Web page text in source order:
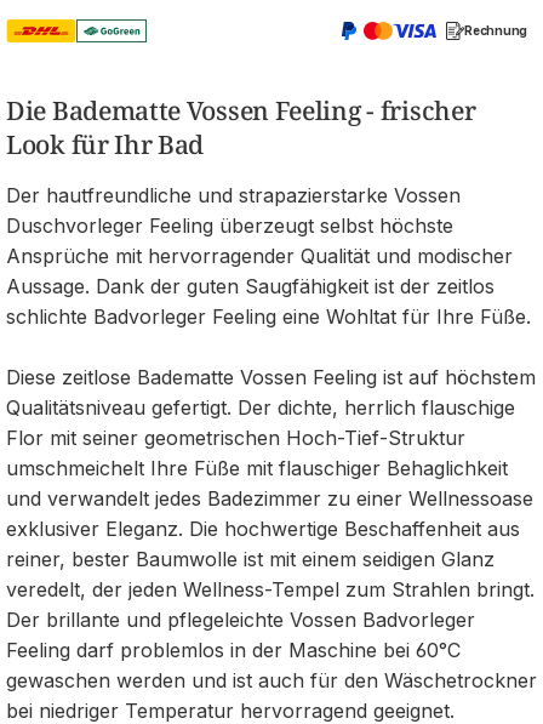
Rechnung
Die Badematte Vossen Feeling - frischer
Look für Ihr Bad
Der hautfreundliche und strapazierstarke Vossen
Duschvorleger Feeling überzeugt selbst höchste
Ansprüche mit hervorragender Qualität und modischer
Aussage. Dank der guten Saugfähigkeit ist der zeitlos
schlichte Badvorleger Feeling eine Wohltat für Ihre Füße.
Diese zeitlose Badematte Vossen Feeling ist auf höchstem
Qualitätsniveau gefertigt. Der dichte, herrlich flauschige
Flor mit seiner geometrischen Hoch-Tief-Struktur
umschmeichelt Ihre Füße mit flauschiger Behaglichkeit
und verwandelt jedes Badezimmer zu einer Wellnessoase
exklusiver Eleganz. Die hochwertige Beschaffenheit aus
reiner, bester Baumwolle ist mit einem seidigen Glanz
veredelt, der jeden Wellness-Tempel zum Strahlen bringt.
Der brillante und pflegeleichte Vossen Badvorleger
Feeling darf problemlos in der Maschine bei 60°C
gewaschen werden und ist auch für den Wäschetrockner
bei niedriger Temperatur hervorragend geeignet.